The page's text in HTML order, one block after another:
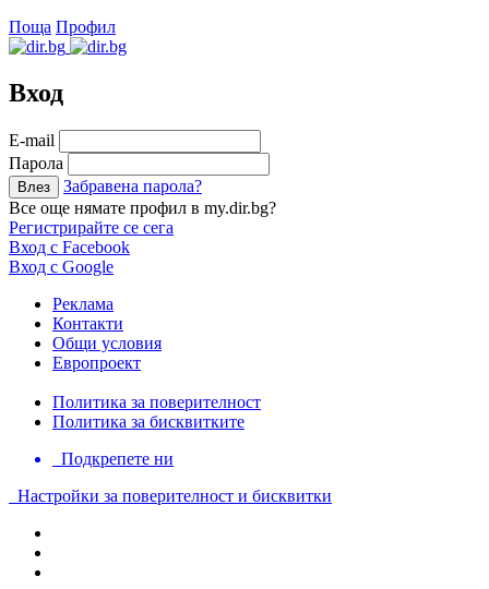
Поща Профил
Вход
Е-mail
Парола
Забравена парола?
Все още нямате профил в my.dir.bg?
Регистрирайте се сега
Вход с Facebook
Вход с Google
Реклама
Контакти
Общи условия
Европроект
Политика за поверителност
Политика за бисквитките
Подкрепете ни
Настройки за поверителност и бисквитки